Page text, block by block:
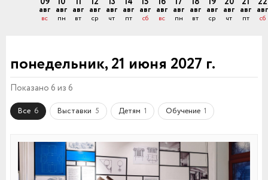
авг
вс
авг
пн
авг
вт
авг
ср
авг
чт
авг
пт
авг
сб
авг
вс
авг
пн
авг
вт
авг
ср
авг
чт
авг
пт
авг
сб
понедельник, 21 июня 2027 г.
Показано 6 из 6
Все 6 Выставки 5 Детям 1 Обучение 1